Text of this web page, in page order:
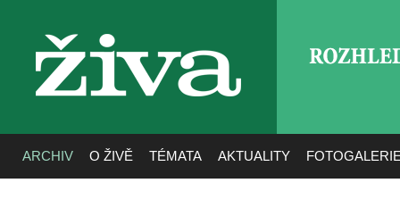
živa
ARCHIV O ŽIVĚ TÉMATA AKTUALITY